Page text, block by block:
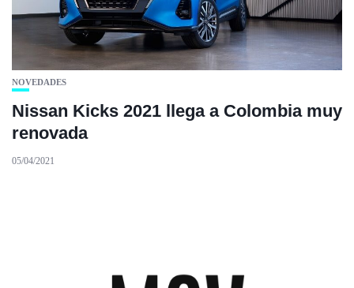
NOVEDADES
Nissan Kicks 2021 llega a Colombia muy
renovada
05/04/2021